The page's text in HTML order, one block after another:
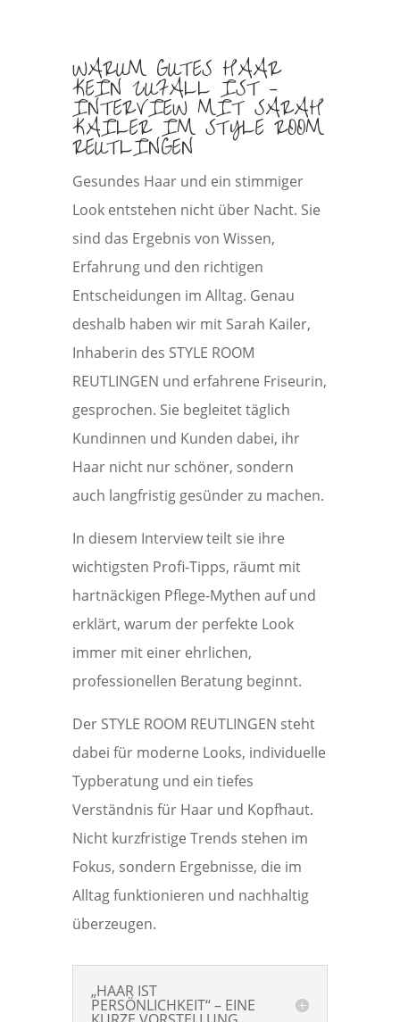
WARUM GUTES HAAR
KEIN ZUFALL IST –
INTERVIEW MIT SARAH
KAILER IM STYLE ROOM
REUTLINGEN
Gesundes Haar und ein stimmiger
Look entstehen nicht über Nacht. Sie
sind das Ergebnis von Wissen,
Erfahrung und den richtigen
Entscheidungen im Alltag. Genau
deshalb haben wir mit Sarah Kailer,
Inhaberin des STYLE ROOM
REUTLINGEN und erfahrene Friseurin,
gesprochen. Sie begleitet täglich
Kundinnen und Kunden dabei, ihr
Haar nicht nur schöner, sondern
auch langfristig gesünder zu machen.
In diesem Interview teilt sie ihre
wichtigsten Profi-Tipps, räumt mit
hartnäckigen Pflege-Mythen auf und
erklärt, warum der perfekte Look
immer mit einer ehrlichen,
professionellen Beratung beginnt.
Der STYLE ROOM REUTLINGEN steht
dabei für moderne Looks, individuelle
Typberatung und ein tiefes
Verständnis für Haar und Kopfhaut.
Nicht kurzfristige Trends stehen im
Fokus, sondern Ergebnisse, die im
Alltag funktionieren und nachhaltig
überzeugen.
„HAAR IST
PERSÖNLICHKEIT“ – EINE